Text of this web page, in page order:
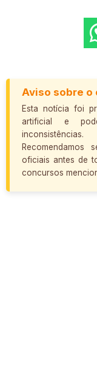
Aviso sobre o
Esta notícia foi
artificial e
inconsistências.
oficiais antes de
concursos